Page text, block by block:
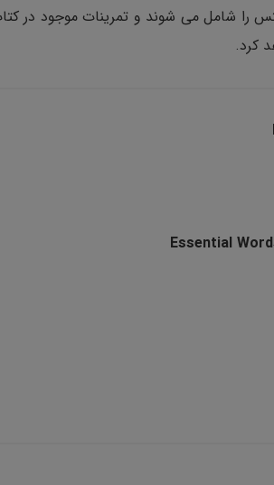
شامل می شوند و تمرینات موجود در
کرد.
Essential